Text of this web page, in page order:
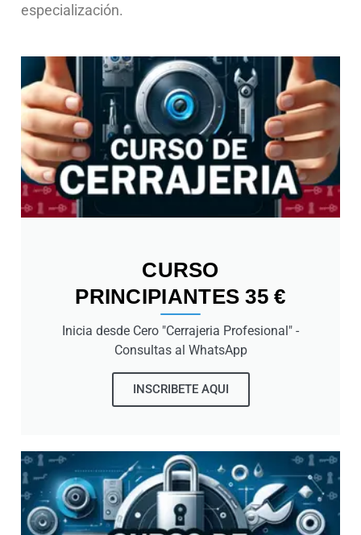
especialización.
CURSO
PRINCIPIANTES 35 €
Inicia desde Cero "Cerrajeria Profesional" -
Consultas al WhatsApp
INSCRIBETE AQUI